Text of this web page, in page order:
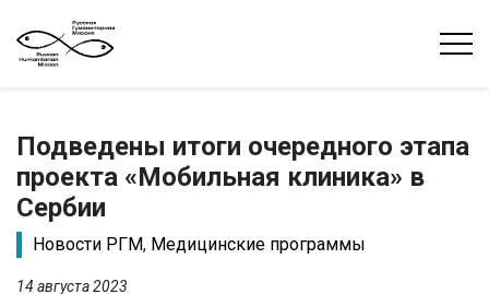
Подведены итоги очередного этапа
проекта «Мобильная клиника» в
Сербии
Новости РГМ, Медицинские программы
14 августа 2023